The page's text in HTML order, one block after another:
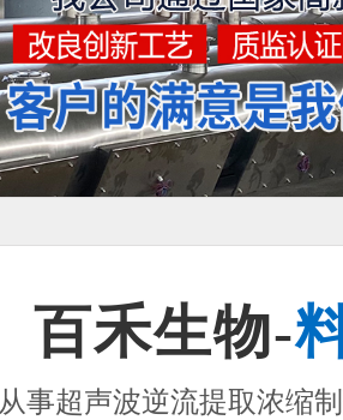
百禾生物-
从事超声波逆流提取浓缩